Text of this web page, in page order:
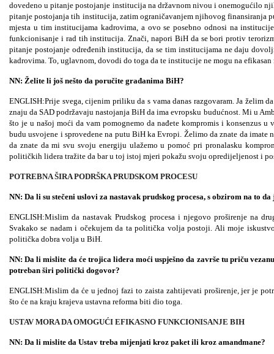
dovedeno u pitanje postojanje institucija na državnom nivou i onemogućilo
pitanje postojanja tih institucija, zatim ograničavanjem njihovog finansiranja
mjesta u tim institucijama kadrovima, a ovo se posebno odnosi na
funkcionisanje i rad tih institucija. Znači, napori BiH da se bori protiv
pitanje postojanje određenih institucija, da se tim institucijama ne daju
kadrovima. To, uglavnom, dovodi do toga da te institucije ne mogu na
NN: Želite li još nešto da poručite građanima BiH?
ENGLISH:Prije svega, cijenim priliku da s vama danas razgovaram. Ja želim
znaju da SAD podržavaju nastojanja BiH da ima evropsku budućnost. Mi u
što je u našoj moći da vam pomognemo da nađete kompromis i konsenzus
budu usvojene i sprovedene na putu BiH ka Evropi. Želimo da znate da imate
da znate da mi svu svoju energiju ulažemo u pomoć pri pronalasku
političkih lidera tražite da bar u toj istoj mjeri pokažu svoju opredijeljenost i
POTREBNA ŠIRA PODRŠKA PRUDSKOM PROCESU
NN: Da li su stečeni uslovi za nastavak prudskog procesa, s obzirom na to da
ENGLISH:Mislim da nastavak Prudskog procesa i njegovo proširenje na
Svakako se nadam i očekujem da ta politička volja postoji. Ali moje
politička dobra volja u BiH.
NN: Da li mislite da će trojica lidera moći uspješno da završe tu priču
potreban širi politički dogovor?
ENGLISH:Mislim da će u jednoj fazi to zaista zahtijevati proširenje, jer je
što će na kraju krajeva ustavna reforma biti dio toga.
USTAV MORA DA OMOGUĆI EFIKASNO FUNKCIONISANJE BIH
NN: Da li mislite da Ustav treba mijenjati kroz paket ili kroz amandmane?